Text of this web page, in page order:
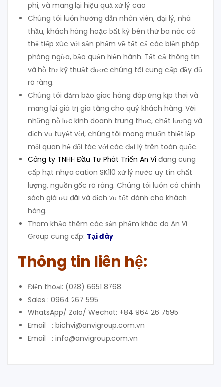
phí, và mang lại hiệu quả xử lý cao
Chúng tôi luôn hướng dẫn nhân viên, đại lý, nhà
thầu, khách hàng hoặc bất kỳ bên thứ ba nào có
thể tiếp xúc với sản phẩm về tất cả các biện pháp
phòng ngừa, bảo quản hiện hành. Tất cả thông tin
và hỗ trợ kỹ thuật được chúng tôi cung cấp đầy đủ
rõ ràng.
Chúng tôi đảm bảo giao hàng đáp ứng kịp thời và
mang lại giá trị gia tăng cho quý khách hàng. Với
những nỗ lực kinh doanh trung thực, chất lượng và
dịch vụ tuyệt vời, chúng tôi mong muốn thiết lập
mối quan hệ đối tác với các đại lý trên toàn quốc.
Công ty TNHH Đầu Tư Phát Triển An Vi đang cung
cấp hạt nhựa cation SK110 xử lý nước uy tín chất
lượng, nguồn gốc rõ ràng. Chúng tôi luôn có chính
sách giá ưu đãi và dịch vụ tốt dành cho khách
hàng.
Tham khảo thêm các sản phẩm khác do An Vi
Group cung cấp: Tại đây
Thông tin liên hệ:
Điện thoại: (028) 6651 8768
Sales : 0964 267 595
WhatsApp/ Zalo/ Wechat: +84 964 26 7595
Email : bichvi@anvigroup.com.vn
Email : info@anvigroup.com.vn